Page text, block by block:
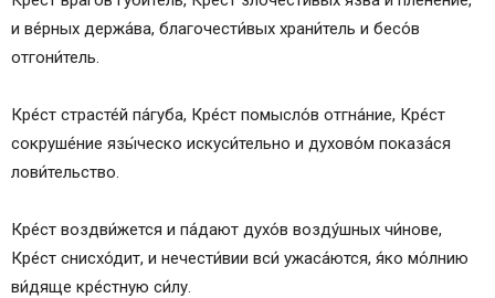
и ве́рных держа́ва, благочести́вых храни́тель и бесо́в
отгони́тель.
Кре́ст страсте́й па́губа, Кре́ст помысло́в отгна́ние, Кре́ст
сокруше́ние язы́ческо искуси́тельно и духово́м показа́ся
лови́тельство.
Кре́ст воздви́жется и па́дают духо́в возду́шных чи́нове,
Кре́ст снисхо́дит, и нечести́вии вси́ ужаса́ются, я́ко мо́лнию
ви́дяще кре́стную си́лу.